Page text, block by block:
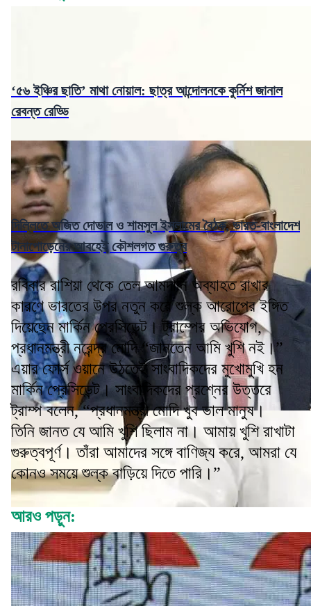
‘৫৬ ইঞ্চির ছাতি’ মাথা নোয়াল: ছাত্র আন্দোলনকে কুর্নিশ জানাল
রেবন্ত রেড্ডি
দিল্লিতে অজিত দোভাল ও শামসুল ইসলামের বৈঠক, ভারত-বাংলাদেশ
টানাপোড়েনের আবহেই কৌশলগত গুরুত্ব
রবিবার রাশিয়া থেকে তেল আমদানি অব্যাহত রাখার
কারণে ভারতের উপর নতুন করে শুল্ক আরোপের ইঙ্গিত
দিয়েছেন মার্কিন প্রেসিডেন্ট। ট্রাম্পের অভিযোগ,
প্রধানমন্ত্রী নরেন্দ্র মোদি “জানতেন আমি খুশি নই।”
এয়ার ফোর্স ওয়ানে উঠতেই সাংবাদিকদের মুখোমুখি হন
মার্কিন প্রেসিডেন্ট। সাংবাদিকদের প্রশ্নের উত্তরে
ট্রাম্প বলেন, “প্রধানমন্ত্রী মোদি খুব ভাল মানুষ।
তিনি জানত যে আমি খুশি ছিলাম না। আমায় খুশি রাখাটা
গুরুত্বপূর্ণ। তাঁরা আমাদের সঙ্গে বাণিজ্য করে, আমরা যে
কোনও সময়ে শুল্ক বাড়িয়ে দিতে পারি।”
আরও পড়ুন: